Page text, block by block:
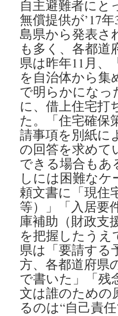
自主避難者にと
無償提供が’17
島県から発表さ
も多く、各都道
県は昨年11月、
を自治体から
で明らかになっ
に、借上住宅打
た。「住宅確保
請事項を別紙に
の回答を求めて
できる場合もあ
しには困難な
頼文書に「現住
等）」「入居要
庫補助（財政支
を把握したうえ
県は「要請する
方、各都道府県
で書いた」「残
文は誰のための
るのは“自己責